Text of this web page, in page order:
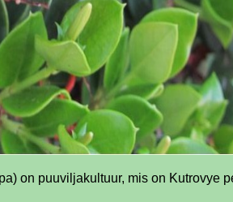
on puuviljakultuur, mis on Kutrovye